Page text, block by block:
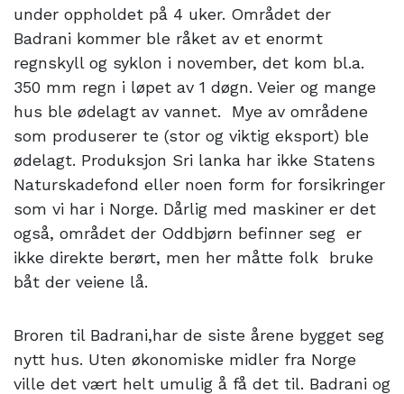
under oppholdet på 4 uker. Området der
Badrani kommer ble råket av et enormt
regnskyll og syklon i november, det kom bl.a.
350 mm regn i løpet av 1 døgn. Veier og mange
hus ble ødelagt av vannet. Mye av områdene
som produserer te (stor og viktig eksport) ble
ødelagt. Produksjon Sri lanka har ikke Statens
Naturskadefond eller noen form for forsikringer
som vi har i Norge. Dårlig med maskiner er det
også, området der Oddbjørn befinner seg er
ikke direkte berørt, men her måtte folk bruke
båt der veiene lå.
Broren til Badrani,har de siste årene bygget seg
nytt hus. Uten økonomiske midler fra Norge
ville det vært helt umulig å få det til. Badrani og